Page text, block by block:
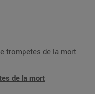
trompetes de la mort
de la mort